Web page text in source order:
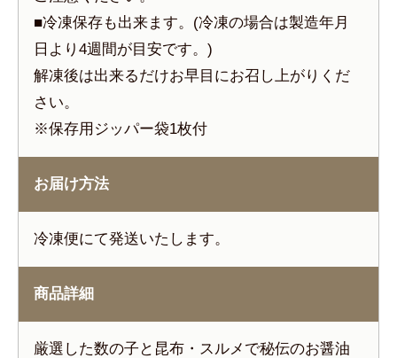
■冷凍保存も出来ます。(冷凍の場合は製造年月
日より4週間が目安です。)
解凍後は出来るだけお早目にお召し上がりくだ
さい。
※保存用ジッパー袋1枚付
お届け方法
冷凍便にて発送いたします。
商品詳細
厳選した数の子と昆布・スルメで秘伝のお醤油